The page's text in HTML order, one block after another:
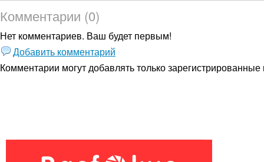
Комментарии (0)
Нет комментариев. Ваш будет первым!
Добавить комментарий
Комментарии могут добавлять толькозарегистрированные